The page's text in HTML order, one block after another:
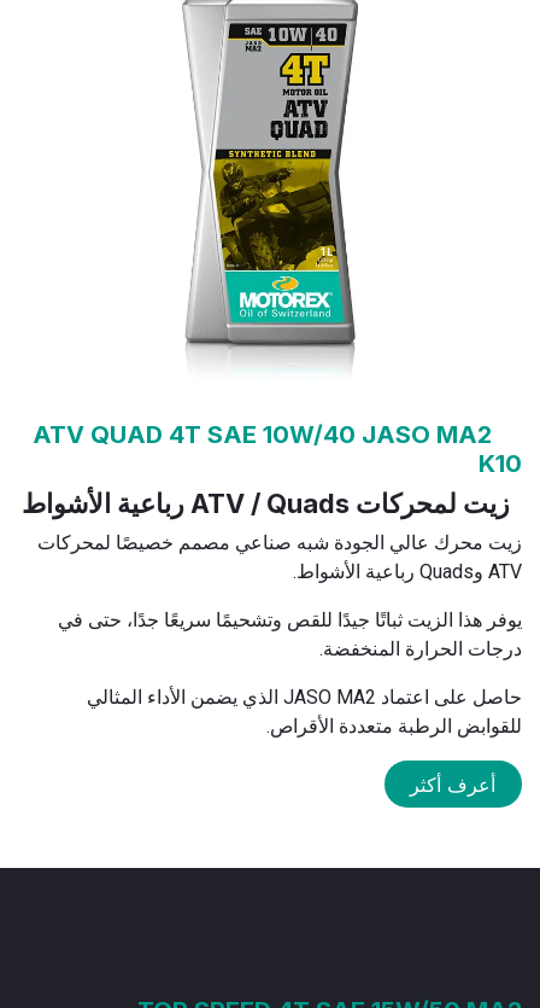
ATV QUAD 4T SAE 10W/40 JASO MA2
K10
زيت لمحركات ATV / Quads رباعية الأشواط
زيت محرك عالي الجودة شبه صناعي مصمم خصيصًا لمحركات
ATV وQuads رباعية الأشواط.
يوفر هذا الزيت ثباتًا جيدًا للقص وتشحيمًا سريعًا جدًا، حتى في
درجات الحرارة المنخفضة.
حاصل على اعتماد JASO MA2 الذي يضمن الأداء المثالي
للقوابض الرطبة متعددة الأقراص.
أعرف أكثر